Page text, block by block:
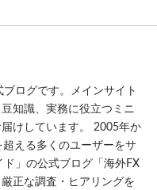
ログです。メインサイト
知識、実務に役立つミニ
けしています。 2005年か
える多くのユーザーをサ
」の公式ブログ「海外FX
正な調査・ヒアリングを